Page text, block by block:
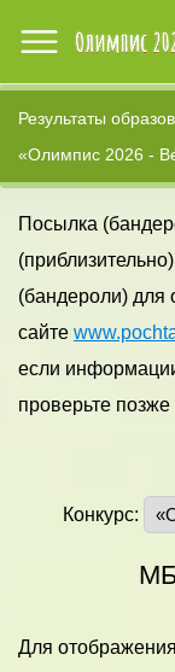
Результаты
«Олимпис 2026 -
Посылка
(бандероли) для
сайте
если
проверьте
Конкурс:
Для